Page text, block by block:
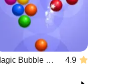
Magic Bubble Quest: Classic 4.9